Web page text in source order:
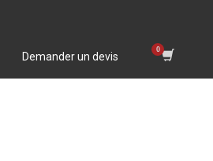
Demander un devis